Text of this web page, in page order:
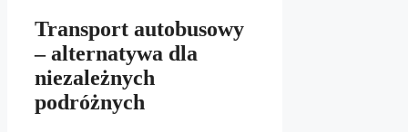
Transport autobusowy
– alternatywa dla
niezależnych
podróżnych